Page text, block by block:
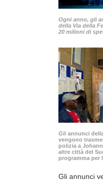
Ogni anno, gli
della Via della
20 milioni di
Gli annunci
vengono
polizia a
altre città del
programma per
Gli annunci